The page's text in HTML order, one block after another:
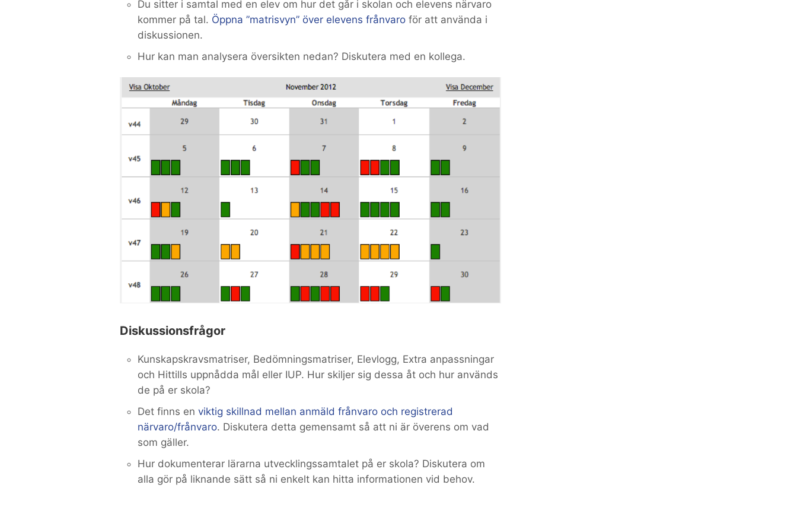
Du sitter i samtal med en elev om hur det går i skolan och elevens närvaro
kommer på tal. Öppna ”matrisvyn” över elevens frånvaro för att använda i
diskussionen.
Hur kan man analysera översikten nedan? Diskutera med en kollega.
Diskussionsfrågor
Kunskapskravsmatriser, Bedömningsmatriser, Elevlogg, Extra anpassningar
och Hittills uppnådda mål eller IUP. Hur skiljer sig dessa åt och hur används
de på er skola?
Det finns en viktig skillnad mellan anmäld frånvaro och registrerad
närvaro/frånvaro. Diskutera detta gemensamt så att ni är överens om vad
som gäller.
Hur dokumenterar lärarna utvecklingssamtalet på er skola? Diskutera om
alla gör på liknande sätt så ni enkelt kan hitta informationen vid behov.